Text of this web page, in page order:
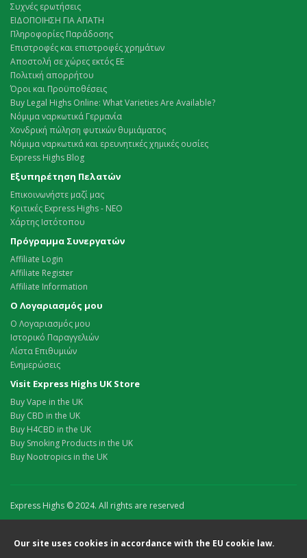
Συχνές ερωτήσεις
ΕΙΔΟΠΟΙΗΣΗ ΓΙΑ ΑΠΑΤΗ
Πληροφορίες Παράδοσης
Επιστροφές και επιστροφές χρημάτων
Αποστολή σε χώρες εκτός ΕΕ
Πολιτική απορρήτου
Όροι και Προϋποθέσεις
Buy Legal Highs Online: What Varieties Are Available?
Νόμιμα ναρκωτικά Γερμανία
Χονδρική πώληση φυτικών θυμιάματος
Νόμιμα ναρκωτικά και ερευνητικές χημικές ουσίες
Express Highs Blog
Εξυπηρέτηση Πελατών
Επικοινωνήστε μαζί μας
Κριτικές Express Highs - ΝΕΟ
Χάρτης Ιστότοπου
Πρόγραμμα Συνεργατών
Affiliate Login
Affiliate Register
Affiliate Information
Ο Λογαριασμός μου
Ο Λογαριασμός μου
Ιστορικό Παραγγελιών
Λίστα Επιθυμιών
Ενημερώσεις
Visit Express Highs UK Store
Buy Vape in the UK
Buy CBD in the UK
Buy H4CBD in the UK
Buy Smoking Products in the UK
Buy Nootropics in the UK
Express Highs © 2024. All rights are reserved
Our site uses cookies in accordance with the EU cookie law.